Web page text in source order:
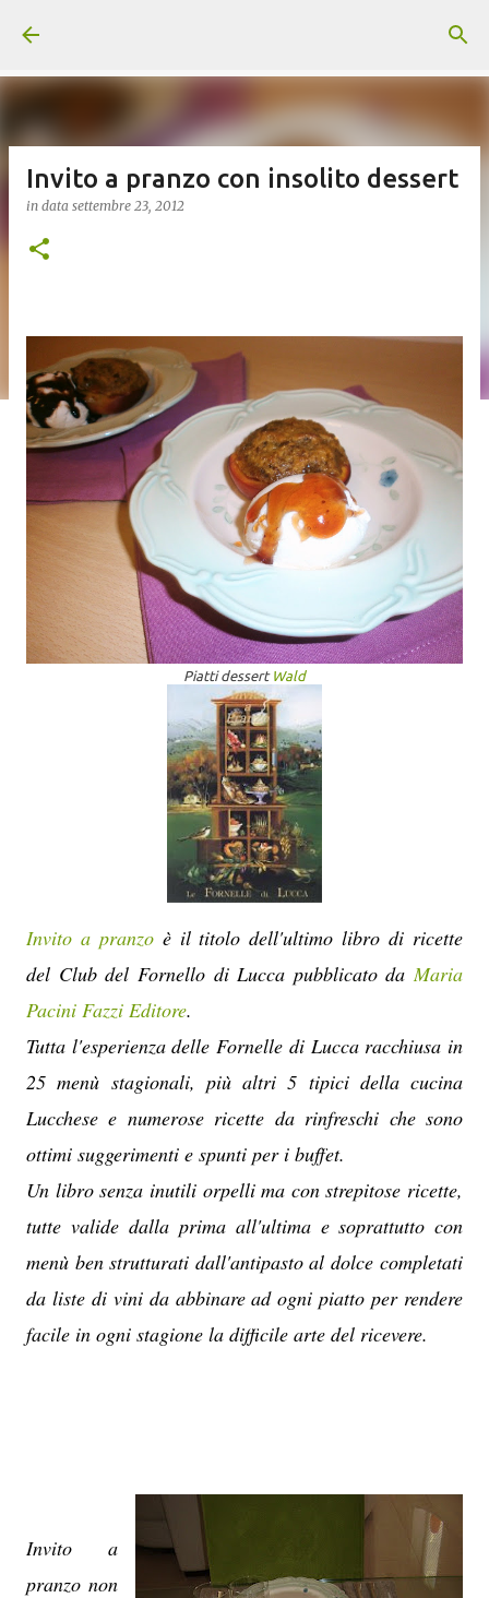
Invito a pranzo con insolito dessert
in data settembre 23, 2012
Piatti dessert Wald
Invito a pranzoè il titolo dell'ultimo libro di ricette
del Club del Fornello di Lucca pubblicato daMaria
Pacini Fazzi Editore.
Tutta l'esperienza delle Fornelle di Lucca racchiusa in
25 menù stagionali, più altri 5 tipici della cucina
Lucchese e numerose ricette da rinfreschi che sono
ottimi suggerimenti e spunti per i buffet.
Un libro senza inutili orpelli ma con strepitose ricette,
tutte valide dalla prima all'ultima e soprattutto con
menù ben strutturati dall'antipasto al dolce completati
da liste di vini da abbinare ad ogni piatto per rendere
facile in ogni stagione la difficile arte del ricevere.
Invito a
pranzo non